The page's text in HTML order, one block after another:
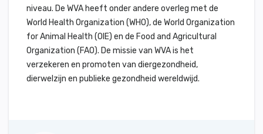
niveau. De WVA heeft onder andere overleg met de
World Health Organization (WHO), de World Organization
for Animal Health (OIE) en de Food and Agricultural
Organization (FAO). De missie van WVA is het
verzekeren en promoten van diergezondheid,
dierwelzijn en publieke gezondheid wereldwijd.